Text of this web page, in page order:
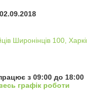
Широнінців 100,
з 09:00 до 18:00
графік роботи